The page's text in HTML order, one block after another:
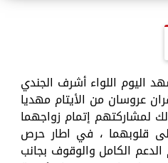
اليوم اللواء أشرف الجندي
عروسان من الأيتام مهديا
لمشاركتهم إتمام زواجهما
قلوبهما ، في اطار حرص
الكامل والوقوف بجانب